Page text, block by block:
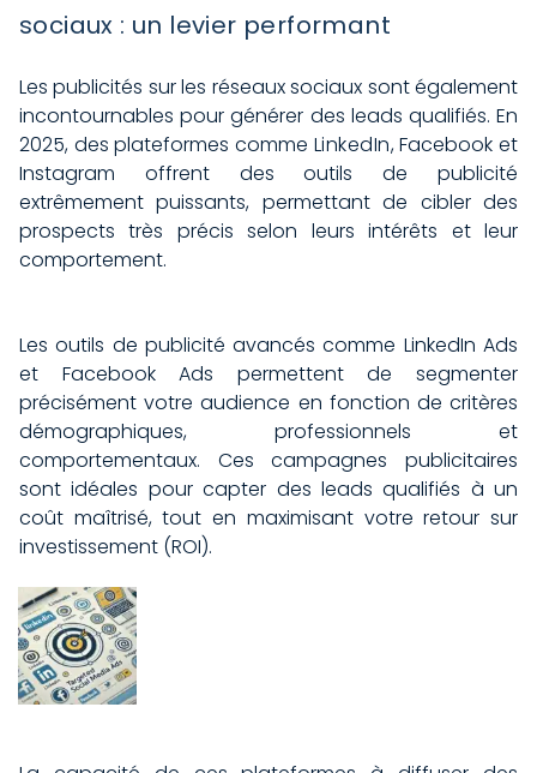
sociaux : un levier performant
Les publicités sur les réseaux sociaux sont également
incontournables pour générer des leads qualifiés. En
2025, des plateformes comme LinkedIn, Facebook et
Instagram offrent des outils de publicité
extrêmement puissants, permettant de cibler des
prospects très précis selon leurs intérêts et leur
comportement.
Les outils de publicité avancés comme LinkedIn Ads
et Facebook Ads permettent de segmenter
précisément votre audience en fonction de critères
démographiques, professionnels et
comportementaux. Ces campagnes publicitaires
sont idéales pour capter des leads qualifiés à un
coût maîtrisé, tout en maximisant votre retour sur
investissement (ROI).